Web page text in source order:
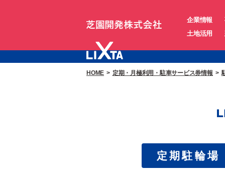
企業情報
土地活用
HOME 定期・月極利用・駐車サービス券情報
定期駐輪